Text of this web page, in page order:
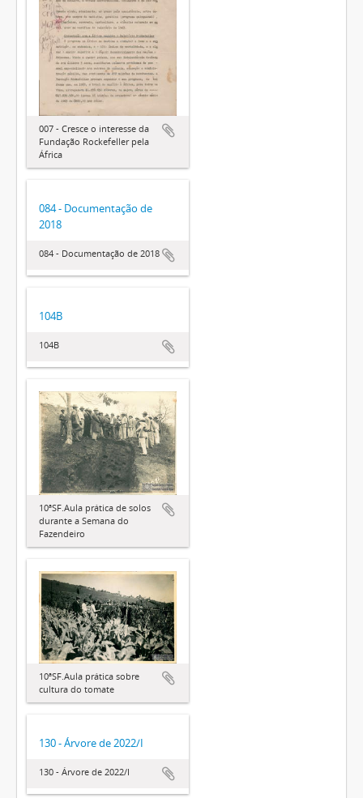
007 - Cresce o interesse da
Fundação Rockefeller pela
África
084 - Documentação de
2018
084 - Documentação de 2018
104B
104B
10ªSF.Aula prática de solos
durante a Semana do
Fazendeiro
10ªSF.Aula prática sobre
cultura do tomate
130 - Árvore de 2022/I
130 - Árvore de 2022/I